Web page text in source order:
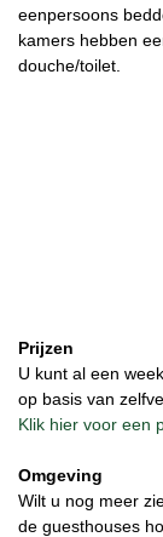
eenpersoons
kamers hebben
douche/toilet.
Prijzen
U kunt al een
op basis van
Klik hier voor een
Omgeving
Wilt u nog meer
de guesthouses